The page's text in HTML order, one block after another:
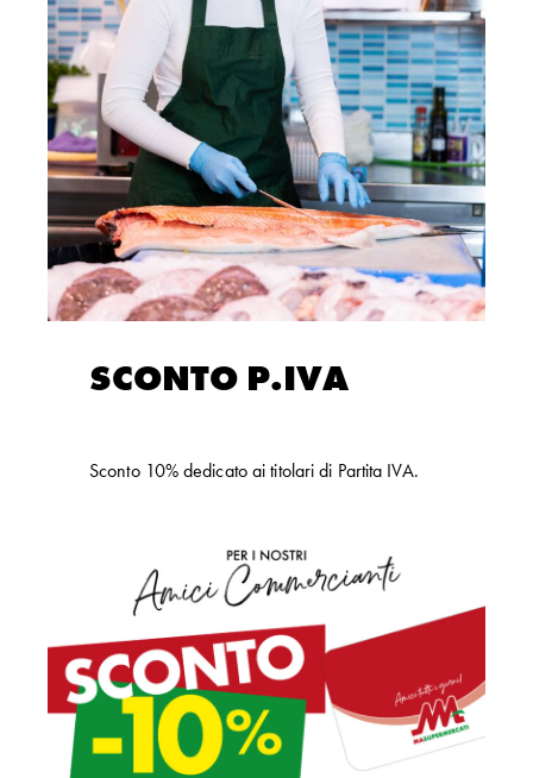
SCONTO P.IVA
Sconto 10% dedicato ai titolari di Partita IVA.